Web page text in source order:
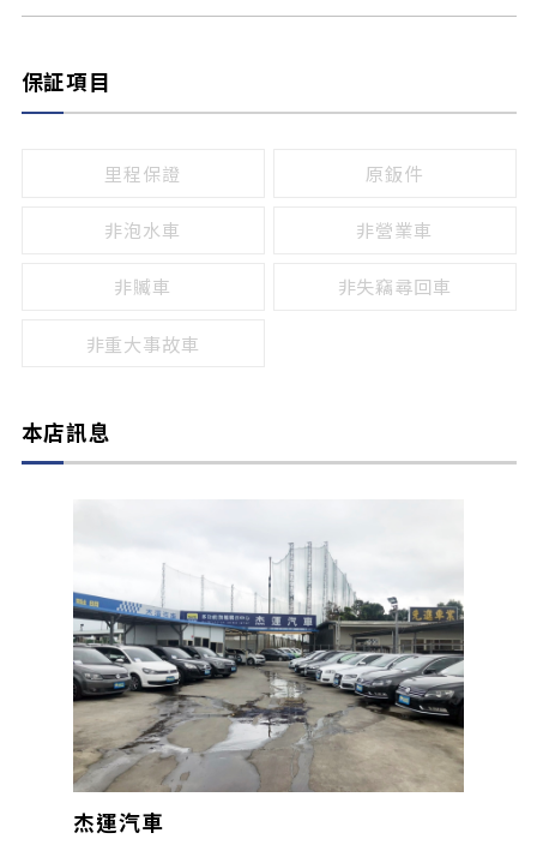
無
有
頭燈光源
保証項目
里程保證 原鈑件
非泡水車 非營業車
非贓車 非失竊尋回車
非重大事故車
本店訊息
杰運汽車